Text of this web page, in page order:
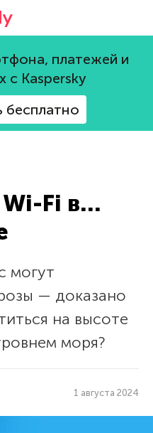
платежей и
с Kaspersky
бесплатно
Fi в…
могут
— доказано
на высоте
моря?
1 августа 2024